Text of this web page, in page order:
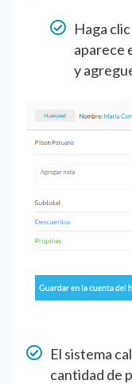
Haga
aparece
y
El sistema
cantidad de